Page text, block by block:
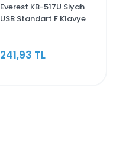
Everest KB-517U Siyah
USB Standart F Klavye
241,93 TL